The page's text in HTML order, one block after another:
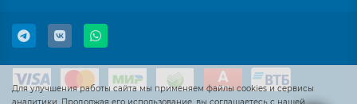
Для улучшения работы сайта мы применяем файлы cookies и сервисы